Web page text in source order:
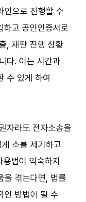
인으로 진행할 수
하고 공인인증서로
, 재판 진행 상황
다. 이는 시간과
수 있게 하여
자라도 전자소송을
소를 제기하고
법이 익숙하지
을 겪는다면, 법률
인 방법이 될 수